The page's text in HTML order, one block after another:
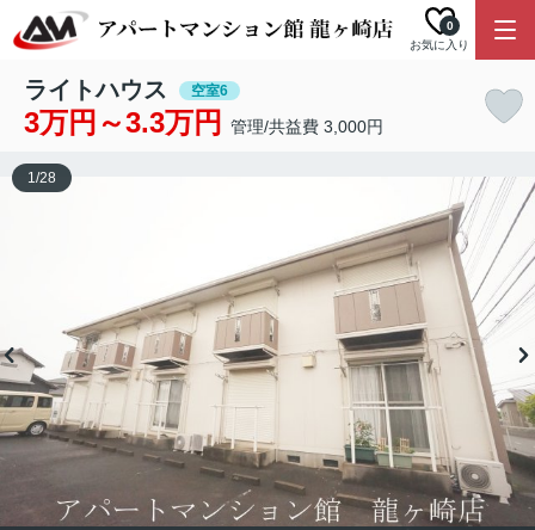
お気に入り
0
ライトハウス 空室6
3万円～3.3万円 管理/共益費 3,000円
1/28